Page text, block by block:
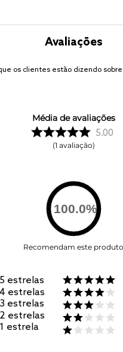
Avaliações
os clientes estão dizendo
Média de avaliações
5.00
1 avaliação
100.0%
Recomendam este produto
5 estrelas
4 estrelas
3 estrelas
2 estrelas
1 estrela